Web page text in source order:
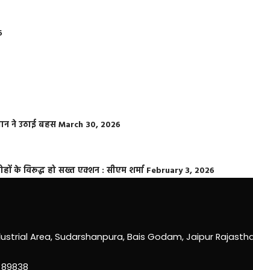
ने उठाई बहसMarch 30, 2026
के विरूद्ध हो सख्त एक्शन : सीएम शर्मा February 3, 2026
Area, Sudarshanpura, Bais Godam, Jaipur